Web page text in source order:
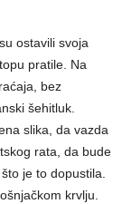
ostavili svoja
pratile. Na
bez
šehitluk.
slika, da vazda
rata, da bude
je to dopustila.
krvlju.